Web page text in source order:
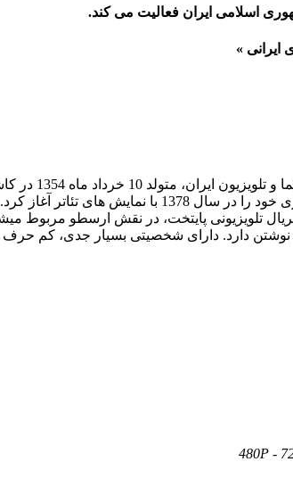
اسلامی ایران فعالیت می کند.
»
احمد
به نوشتن دارد. دارای شخصیتی بسیار جدی، کم
480P -